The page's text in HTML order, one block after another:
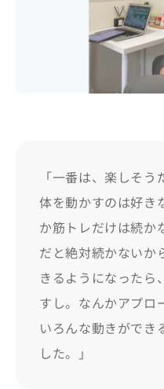
「一番は、楽しそう
体を動かすのは好き
か筋トレだけは続か
だと絶対続かないか
きるようになったら
すし。なんかアプロ
いろんな動きができ
した。」